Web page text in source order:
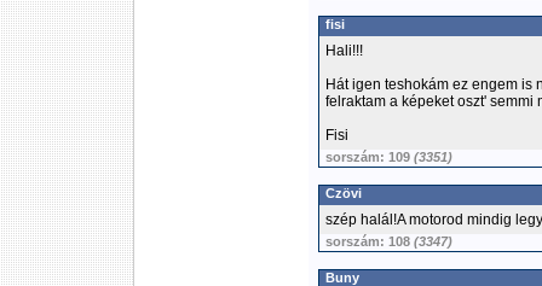
fisi
Hali!!!
Hát igen teshokám ez engem is
felraktam a képeket oszt' semmi
Fisi
sorszám: 109 (3351)
Czövi
szép halál!A motorod mindig
sorszám: 108 (3347)
Buny